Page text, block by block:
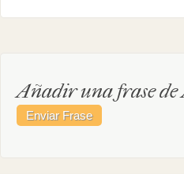
Añadir una frase de